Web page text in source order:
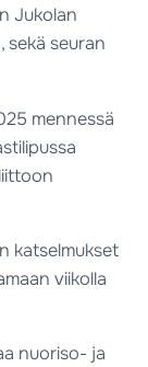
Jukolan
sekä seuran
mennessä
katselmukset
viikolla
nuoriso- ja